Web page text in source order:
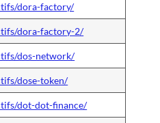
dora-factory/
dora-factory-2/
dos-network/
dose-token/
dot-dot-finance/